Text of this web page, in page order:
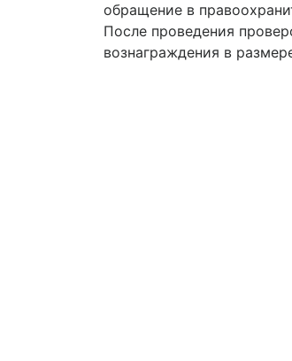
обращение в
После проведения
вознаграждения в